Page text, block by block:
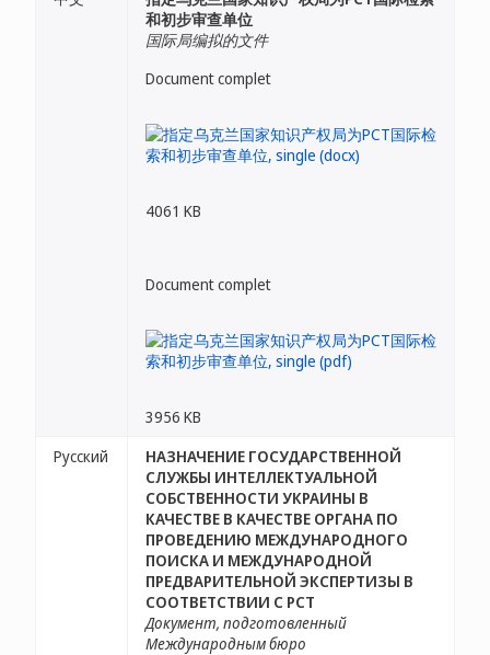
和初步审查单位
国际局编拟的文件
Document complet
4061 KB
Document complet
3956 KB
Русский
НАЗНАЧЕНИЕ ГОСУДАРСТВЕННОЙ
СЛУЖБЫ ИНТЕЛЛЕКТУАЛЬНОЙ
СОБСТВЕННОСТИ УКРАИНЫ В
КАЧЕСТВЕ В КАЧЕСТВЕ ОРГАНА ПО
ПРОВЕДЕНИЮ МЕЖДУНАРОДНОГО
ПОИСКА И МЕЖДУНАРОДНОЙ
ПРЕДВАРИТЕЛЬНОЙ ЭКСПЕРТИЗЫ В
СООТВЕТСТВИИ С PCT
Документ, подготовленный
Международным бюро